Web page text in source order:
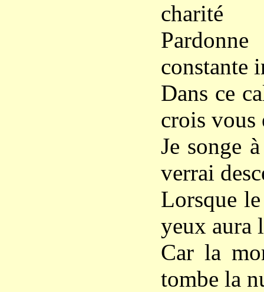
charité
constante
Dans ce
crois vous
Je songe
verrai
Lorsque
yeux aura
Car la
tombe la